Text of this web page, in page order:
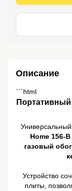
Описание
```html
Портативный
Универсальный
Home 156-B
газовый
Устройство
плиты,